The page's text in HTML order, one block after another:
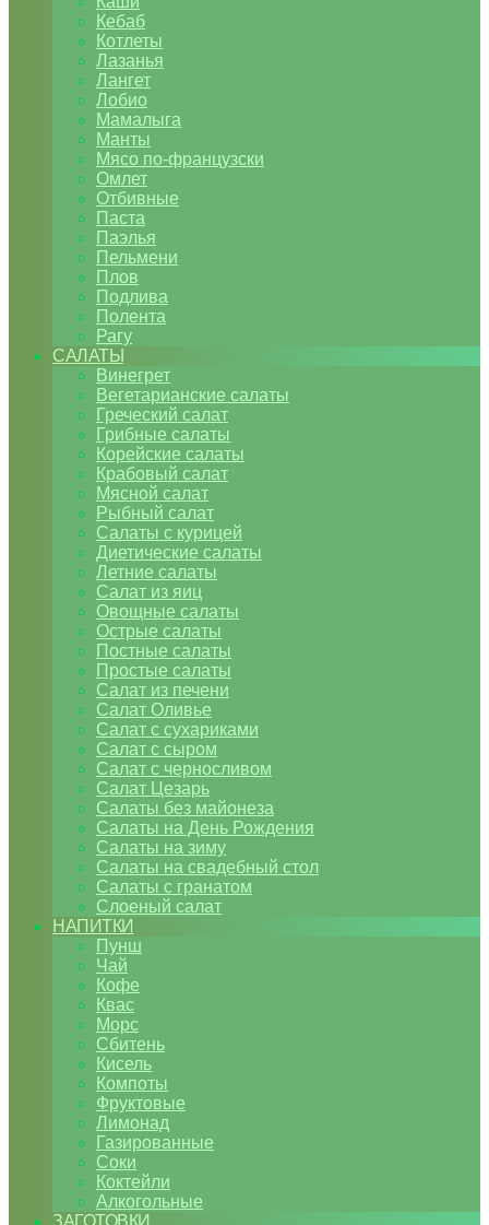
Кебаб
Котлеты
Лазанья
Лангет
Лобио
Мамалыга
Манты
Мясо по-французски
Омлет
Отбивные
Паста
Паэлья
Пельмени
Плов
Подлива
Полента
Рагу
САЛАТЫ
Винегрет
Вегетарианские салаты
Греческий салат
Грибные салаты
Корейские салаты
Крабовый салат
Мясной салат
Рыбный салат
Салаты с курицей
Диетические салаты
Летние салаты
Салат из яиц
Овощные салаты
Острые салаты
Постные салаты
Простые салаты
Салат из печени
Салат Оливье
Салат с сухариками
Салат с сыром
Салат с черносливом
Салат Цезарь
Салаты без майонеза
Салаты на День Рождения
Салаты на зиму
Салаты на свадебный стол
Салаты с гранатом
Слоеный салат
НАПИТКИ
Пунш
Чай
Кофе
Квас
Морс
Сбитень
Кисель
Компоты
Фруктовые
Лимонад
Газированные
Соки
Коктейли
Алкогольные
ЗАГОТОВКИ